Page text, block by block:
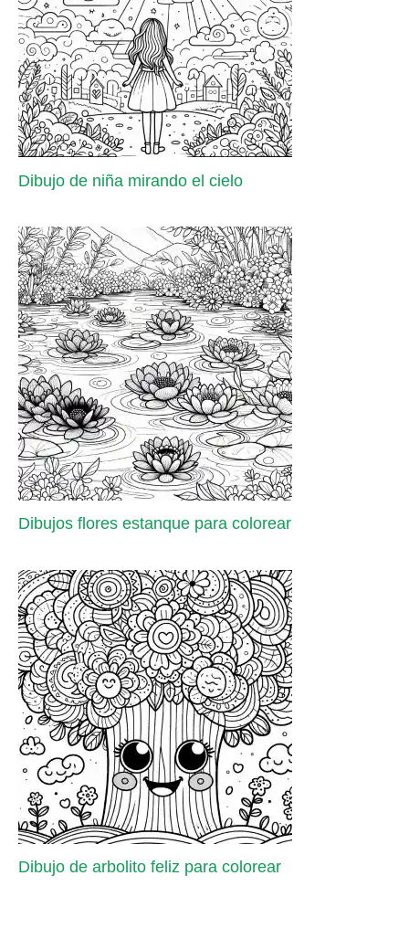
Dibujo de niña mirando el cielo
Dibujos flores estanque para colorear
Dibujo de arbolito feliz para colorear